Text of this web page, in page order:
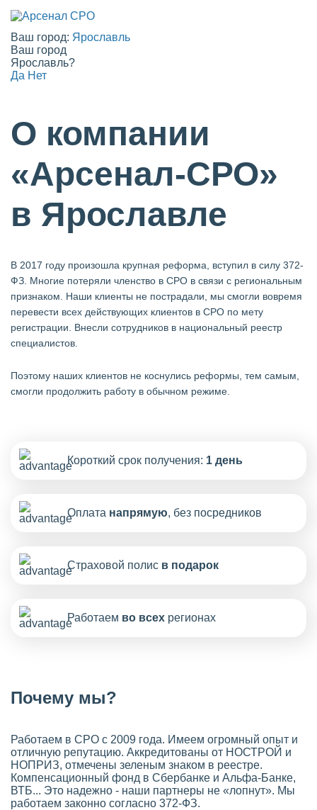
Ваш город: Ярославль
Ваш город
Ярославль?
Да Нет
О компании
«Арсенал-СРО»
в Ярославле
В 2017 году произошла крупная реформа, вступил в силу 372-
ФЗ. Многие потеряли членство в СРО в связи с региональным
признаком. Наши клиенты не пострадали, мы смогли вовремя
перевести всех действующих клиентов в СРО по мету
регистрации. Внесли сотрудников в национальный реестр
специалистов.
Поэтому наших клиентов не коснулись реформы, тем самым,
смогли продолжить работу в обычном режиме.
Короткий срок получения: 1 день
Оплата напрямую, без посредников
Страховой полис в подарок
Работаем во всех регионах
Почему мы?
Работаем в СРО с 2009 года. Имеем огромный опыт и
отличную репутацию. Аккредитованы от НОСТРОЙ и
НОПРИЗ, отмечены зеленым знаком в реестре.
Компенсационный фонд в Сбербанке и Альфа-Банке,
ВТБ... Это надежно - наши партнеры не «лопнут». Мы
работаем законно согласно 372-ФЗ.